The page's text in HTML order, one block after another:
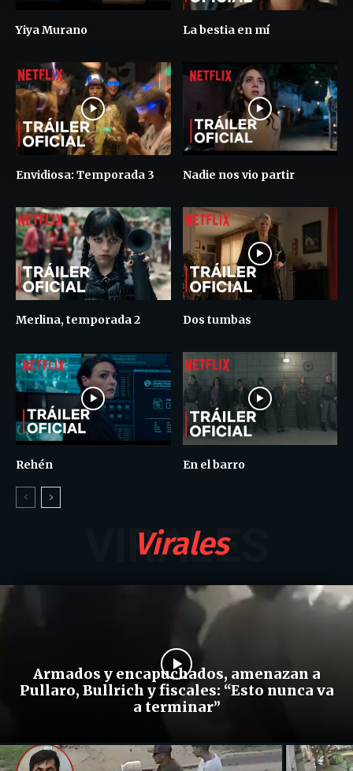
Yiya Murano La bestia en mí
Envidiosa: Temporada 3 Nadie nos vio partir
Merlina, temporada 2 Dos tumbas
Rehén En el barro
Virales
VIRALES
Armados y encapuchados, amenazan a
Pullaro, Bullrich y fiscales: “Esto nunca va
a terminar”